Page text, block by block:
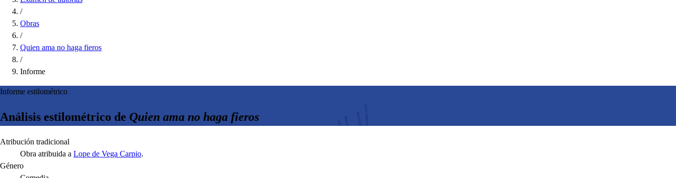
/
Obras
/
Quien ama no haga fieros
/
Informe
Informe estilométrico
Análisis estilométrico de Quien ama no haga fieros
Atribución tradicional
Obra atribuida a Lope de Vega Carpio.
Género